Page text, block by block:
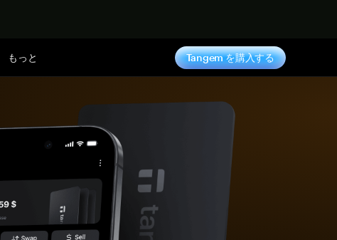
もっと Tangem を購入する